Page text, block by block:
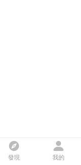
發現 我的